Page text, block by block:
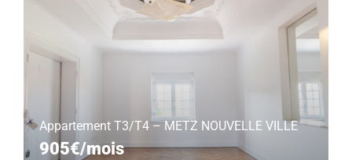
Appartement T3/T4 – METZ NOUVELLE VILLE
905€/mois